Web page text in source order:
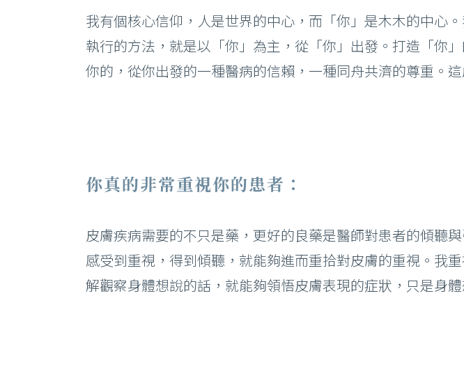
我有個核心信仰，人是世界的中心，而「你」是木木的中心
執行的方法，就是以「你」為主，從「你」出發。打造「你
你的，從你出發的一種醫病的信賴，一種同舟共濟的尊重。
你真的非常重視你的患者：
皮膚疾病需要的不只是藥，更好的良藥是醫師對患者的傾聽
感受到重視，得到傾聽，就能夠進而重拾對皮膚的重視。我
解觀察身體想說的話，就能夠領悟皮膚表現的症狀，只是身